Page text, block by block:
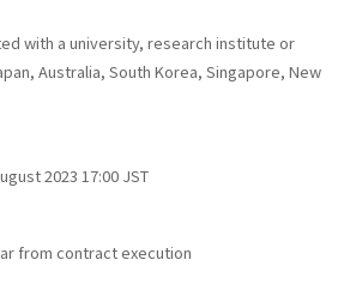
with a university, research institute or
Australia, South Korea, Singapore, New
2023 17:00 JST
from contract execution